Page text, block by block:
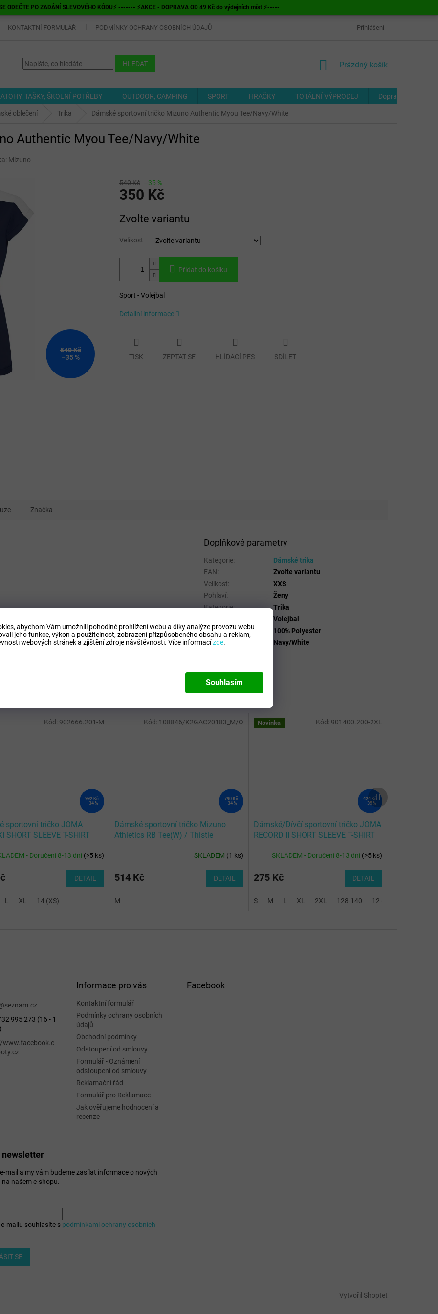
abychom Vám umožnili pohodlné prohlížení webu a díky analýze provozu webu
jeho funkce, výkon a použitelnost, zobrazení přizpůsobeného obsahu a reklam,
webových stránek a zjištění zdroje návštěvnosti. Více informacízde.
Souhlasím
ODEČTE PO ZADÁNÍ SLEVOVÉHO KÓDU⚡ ------- ⚡AKCE - DOPRAVA OD 49 Kč do výdejních míst ⚡-----
KONTAKTNÍ FORMULÁŘ PODMÍNKY OCHRANY OSOBNÍCH ÚDAJŮ ODSTOUPENÍ OD SMLOUVY
Přihlášení
HLEDAT
NÁKUPNÍ
Prázdný košík
TAŠKY, ŠKOLNÍ POTŘEBY OUTDOOR, CAMPING SPORT HRAČKY TOTÁLNÍ VÝPRODEJ Doprava a platba
oblečení Trika Dámské sportovní tričko Mizuno Authentic Myou Tee/Navy/White
Authentic Myou Tee/Navy/White
Mizuno
540 Kč
–35 %
540 Kč –35 %
350 Kč
cena:
Zvolte variantu
Velikost
Přidat do košíku
Sport - Volejbal
Detailní informace
TISK ZEPTAT SE HLÍDACÍ PES SDÍLET
992 Kč
–34 %
sportovní tričko JOMA
SHORT SLEEVE T-SHIRT
- Doručení 8-13 dní(>5 ks)
DETAIL
L XL 14 (XS)
Kód: 902666.201-M
790 Kč
–34 %
Dámské sportovní tričko Mizuno
Athletics RB Tee(W) / Thistle
SKLADEM (1 ks)
514 Kč DETAIL
M
Kód: 108846/K2GAC20183_M/O Novinka
424 Kč
–35 %
Dámské/Dívčí sportovní tričko JOMA
RECORD II SHORT SLEEVE T-SHIRT
SKLADEM - Doručení 8-13 dní(>5 ks)
275 Kč DETAIL
S M L XL 2XL 128-140 12 (2XS)
Kód: 901400.200-2XL
produkt
Značka
Doplňkové parametry
Kategorie:
Dámské trika
EAN:
Zvolte variantu
Velikost:
XXS
Pohlaví:
Ženy
Kategorie:
Trika
Volejbal
Materiálové složení
100% Polyester
Barva: Navy/White
seznam.cz
995 273 (16 - 1
www.facebook.c
Informace pro vás
Kontaktní formulář
Podmínky ochrany osobních
údajů
Obchodní podmínky
Odstoupení od smlouvy
Formulář - Oznámení
odstoupení od smlouvy
Reklamační řád
Formulář pro Reklamace
Jak ověřujeme hodnocení a
recenze
Facebook
newsletter
mail a my vám budeme zasílat informace o nových
našem e-shopu.
mailu souhlasíte s podmínkami ochrany osobních
SE
Vytvořil Shoptet